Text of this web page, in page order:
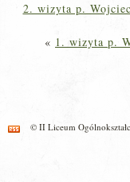
2. wizyta p.
« 1. wizyta p.
© II Liceum